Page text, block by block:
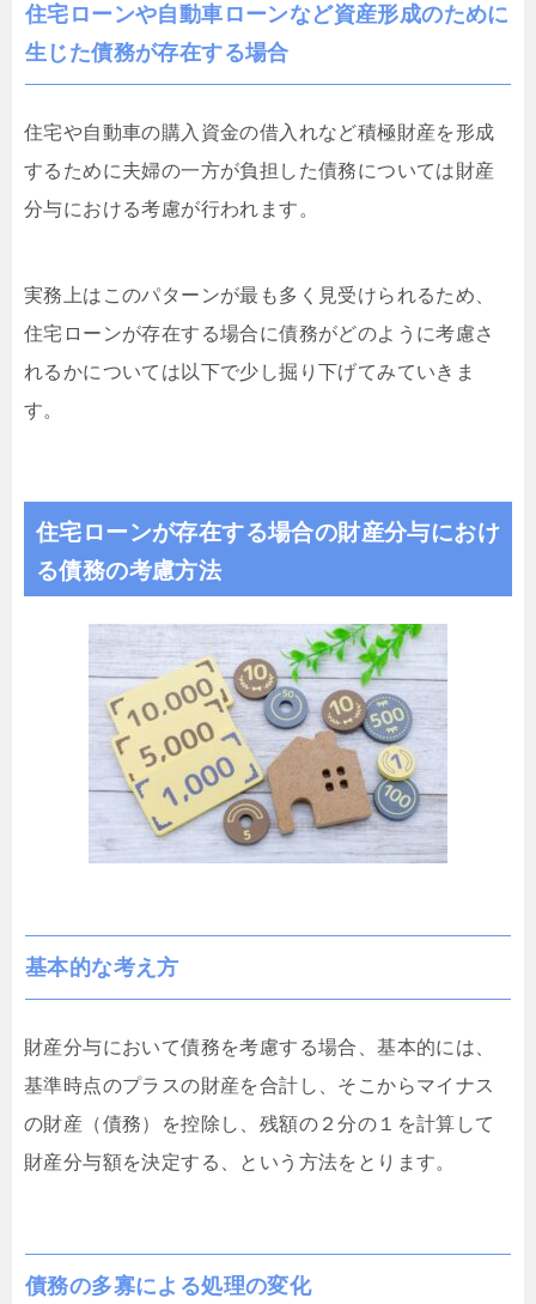
住宅ローンや自動車ローンなど資産形成のために
生じた債務が存在する場合
住宅や自動車の購入資金の借入れなど積極財産を形成
するために夫婦の一方が負担した債務については財産
分与における考慮が行われます。
実務上はこのパターンが最も多く見受けられるため、
住宅ローンが存在する場合に債務がどのように考慮さ
れるかについては以下で少し掘り下げてみていきま
す。
住宅ローンが存在する場合の財産分与におけ
る債務の考慮方法
基本的な考え方
財産分与において債務を考慮する場合、基本的には、
基準時点のプラスの財産を合計し、そこからマイナス
の財産（債務）を控除し、残額の２分の１を計算して
財産分与額を決定する、という方法をとります。
債務の多寡による処理の変化